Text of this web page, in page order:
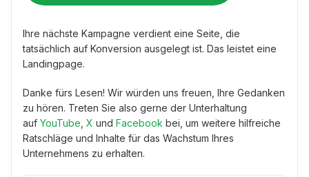
Ihre nächste Kampagne verdient eine Seite, die
tatsächlich auf Konversion ausgelegt ist. Das leistet eine
Landingpage.
Danke fürs Lesen! Wir würden uns freuen, Ihre Gedanken
zu hören. Treten Sie also gerne der Unterhaltung
auf YouTube X und Facebook bei, um weitere hilfreiche
Ratschläge und Inhalte für das Wachstum Ihres
Unternehmens zu erhalten.